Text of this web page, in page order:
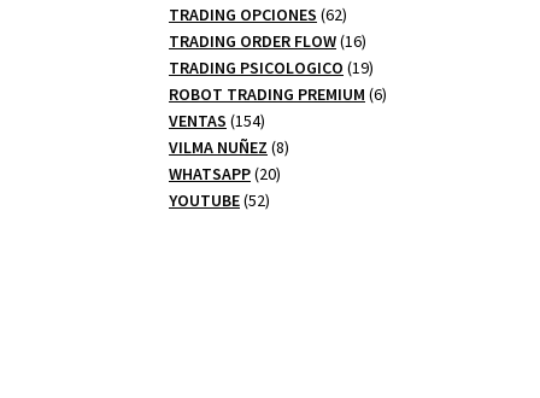
productos
TRADING OPCIONES 6262
productos
TRADING ORDER FLOW 1616
productos
TRADING PSICOLOGICO 1919
productos
ROBOT TRADING PREMIUM 66
VENTAS 154154
productos
VILMA NUÑEZ 88
WHATSAPP 2020
YOUTUBE 5252